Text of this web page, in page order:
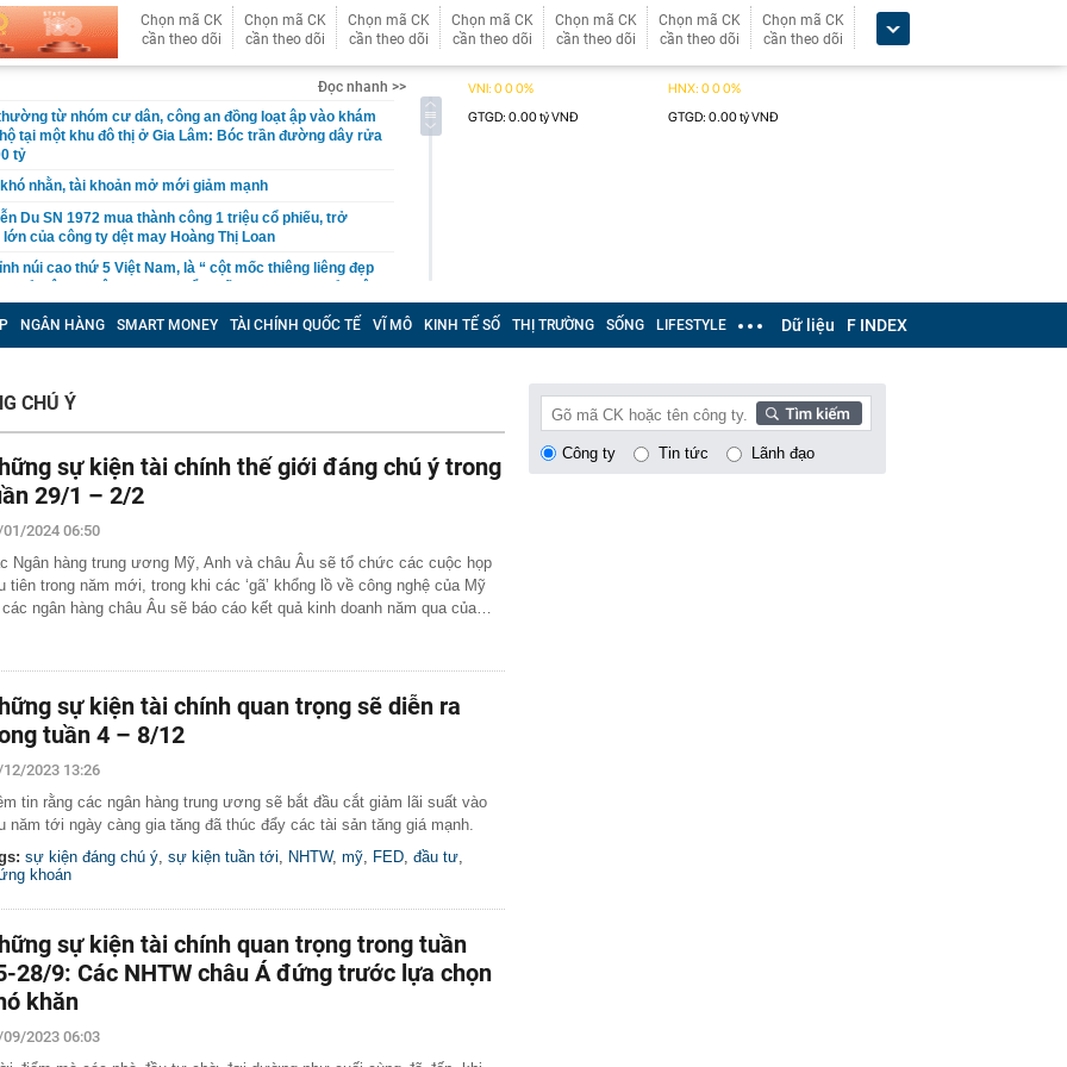
Chọn mã CK
cần theo dõi
Chọn mã CK
cần theo dõi
Chọn mã CK
cần theo dõi
Chọn mã CK
cần theo dõi
Chọn mã CK
cần theo dõi
Chọn mã CK
cần theo dõi
Chọn mã CK
cần theo dõi
Đọc nhanh >>
từ nhóm cư dân, công an đồng loạt ập vào khám
tại một khu đô thị ở Gia Lâm: Bóc trần đường dây rửa
tỷ
nhằn, tài khoản mở mới giảm mạnh
Du SN 1972 mua thành công 1 triệu cổ phiếu, trở
của công ty dệt may Hoàng Thị Loan
núi cao thứ 5 Việt Nam, là “ cột mốc thiêng liêng đẹp
hệ thống y khoa tư nhân sở hữu 14 bệnh viện, 2.900
bị HoSE cắt margin trong tháng 8
Việt thu hơn 1 tỷ USD ở nước ngoài trong nửa đầu
tăng hơn 120%
dự phóng VN-Index có thể chạm mốc 1.885 điểm
8
lượng tiền hơn 62.000 tỷ đồng, lớn hơn cả Vinhomes,
Điện Máy Xanh, Bách Hóa Xanh, An Khang, vốn hóa
DMX
biết ngôi nhà có phong thuỷ không thuận lợi
khách đến Việt Nam đông nhất 7 tháng đầu năm,
và Nga, gấp gần 6 lần Ấn Độ
cây tiết lộ: Khách thường chọn quả to, người trong
5 chi tiết này trước
tốc quỳ gối 1h an ủi khách: 7 năm sau ở khách sạn 5
nhà, bay hạng thương gia
có xương trẻ khỏe như phụ nữ 30, bác sĩ kinh ngạc khi
USD/ounce, chuyên gia dự báo đỉnh mới
dầu khí đem hơn 42.200 tỷ đồng gửi ngân hàng
những người không rút điện ấm siêu tốc trước khi ngủ
NGÂN HÀNG SMART MONEY TÀI CHÍNH QUỐC TẾ VĨ MÔ KINH TẾ SỐ THỊ TRƯỜNG SỐNG LIFESTYLE Dữ liệu F INDEX
CHÚ Ý
sự kiện tài chính thế giới đáng chú ý trong
29/1 – 2/2
2024 06:50
Ngân hàng trung ương Mỹ, Anh và châu Âu sẽ tổ chức các cuộc họp
tiên trong năm mới, trong khi các ‘gã’ khổng lồ về công nghệ của Mỹ
ngân hàng châu Âu sẽ báo cáo kết quả kinh doanh năm qua của…
sự kiện tài chính quan trọng sẽ diễn ra
tuần 4 – 8/12
2023 13:26
tin rằng các ngân hàng trung ương sẽ bắt đầu cắt giảm lãi suất vào
năm tới ngày càng gia tăng đã thúc đẩy các tài sản tăng giá mạnh.
sự kiện đáng chú ý sự kiện tuần tới NHTW, mỹ FED đầu tư
khoán
sự kiện tài chính quan trọng trong tuần
28/9: Các NHTW châu Á đứng trước lựa chọn
khăn
2023 06:03
Công ty Tin tức Lãnh đạo